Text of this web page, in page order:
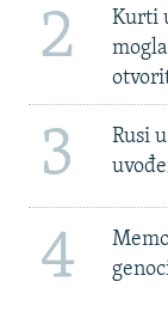
2
Kurti
3
Rusi
4